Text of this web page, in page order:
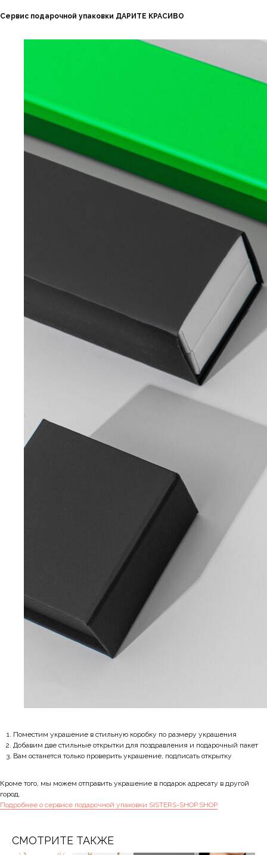
Сервис подарочной упаковки ДАРИТЕ КРАСИВО
Поместим украшение в стильную коробку по размеру украшения
Добавим две стильные открытки для поздравления и подарочный пакет
Вам останется только проверить украшение, подписать открытку
Кроме того, мы можем отправить украшение в подарок адресату в другой
город.
Подробнее о сервисе подарочной упаковки SISTERS-SHOP.SHOP
СМОТРИТЕ ТАКЖЕ